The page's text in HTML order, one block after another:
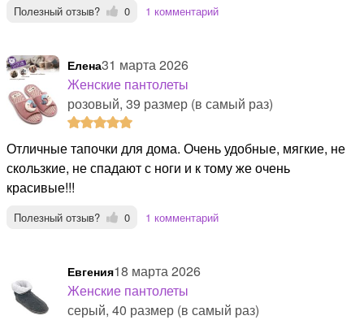
Полезный отзыв? 0 1 комментарий
Елена31 марта 2026
Женские пантолеты
розовый, 39 размер (в самый раз)
Отличные тапочки для дома. Очень удобные, мягкие, не
скользкие, не спадают с ноги и к тому же очень
красивые!!!
Полезный отзыв? 0 1 комментарий
Евгения18 марта 2026
Женские пантолеты
серый, 40 размер (в самый раз)